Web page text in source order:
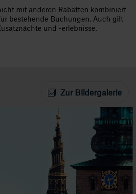
mit anderen Rabatten kombiniert
bestehende Buchungen. Auch gilt
und -erlebnisse.
Zur Bildergalerie